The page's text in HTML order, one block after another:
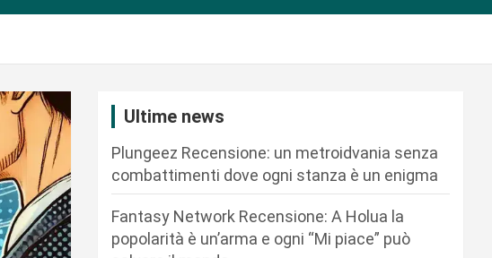
Ultime news
Plungeez Recensione: un metroidvania senza
combattimenti dove ogni stanza è un enigma
Fantasy Network Recensione: A Holua la
popolarità è un’arma e ogni “Mi piace” può